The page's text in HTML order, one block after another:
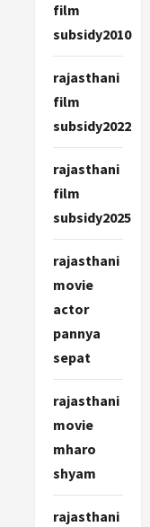
film
subsidy2010
rajasthani
film
subsidy2022
rajasthani
film
subsidy2025
rajasthani
movie
actor
pannya
sepat
rajasthani
movie
mharo
shyam
rajasthani